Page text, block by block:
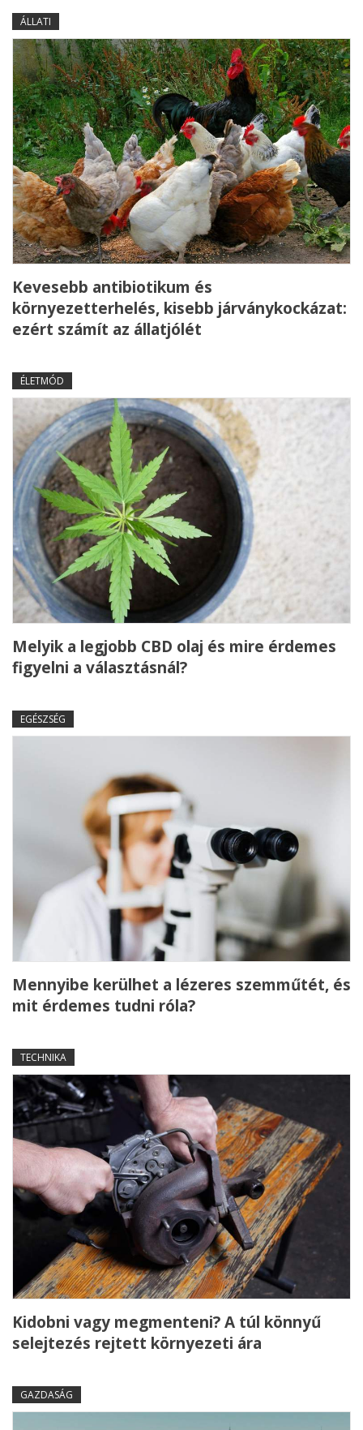
ÁLLATI
Kevesebb antibiotikum és
környezetterhelés, kisebb járványkockázat:
ezért számít az állatjólét
ÉLETMÓD
Melyik a legjobb CBD olaj és mire érdemes
figyelni a választásnál?
EGÉSZSÉG
Mennyibe kerülhet a lézeres szemműtét, és
mit érdemes tudni róla?
TECHNIKA
Kidobni vagy megmenteni? A túl könnyű
selejtezés rejtett környezeti ára
GAZDASÁG